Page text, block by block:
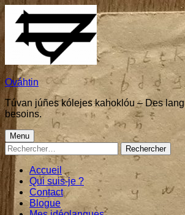
content
Ováhtin
Túvan júñes kólejes kahoklóu – Des
besoins.
Primary
Menu
Menu
Rechercher :
Accueil
Qui suis-je ?
Contact
Blogue